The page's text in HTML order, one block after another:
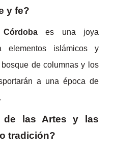
y fe?
es una joya
elementos islámicos y
de columnas y los
a una época de
de las Artes y las
tradición?